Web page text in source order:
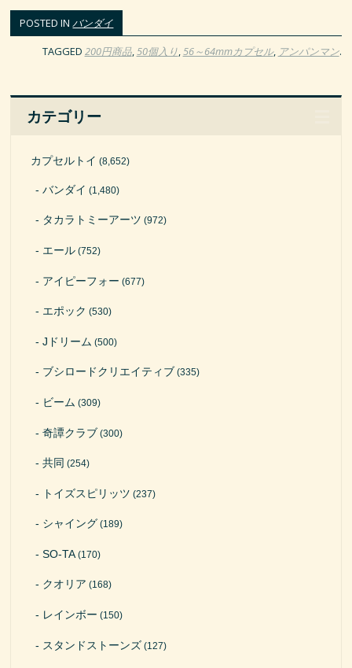
POSTED INバンダイ
TAGGED 200円商品,50個入り,56～64mmカプセル, アンパンマン.
カテゴリー
カプセルトイ (8,652)
バンダイ (1,480)
タカラトミーアーツ (972)
エール (752)
アイピーフォー (677)
エポック (530)
Jドリーム (500)
ブシロードクリエイティブ (335)
ビーム (309)
奇譚クラブ (300)
共同 (254)
トイズスピリッツ (237)
シャイング (189)
SO-TA(170)
クオリア (168)
レインボー (150)
スタンドストーンズ (127)